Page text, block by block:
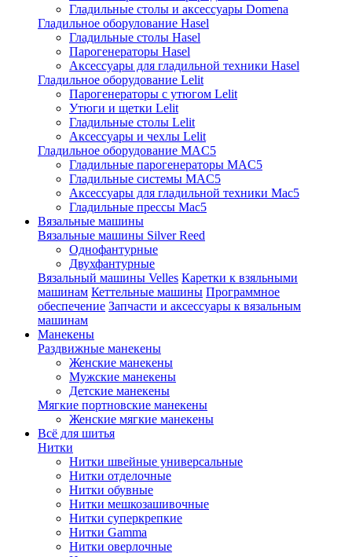
Гладильные столы и аксессуары Domena
Гладильное оборулование Hasel
Гладильные столы Hasel
Парогенераторы Hasel
Аксессуары для гладильной техники Hasel
Гладильное оборудование Lelit
Парогенераторы с утюгом Lelit
Утюги и щетки Lelit
Гладильные столы Lelit
Аксессуары и чехлы Lelit
Гладильное оборудование MAC5
Гладильные парогенераторы MAC5
Гладильные системы MAC5
Аксессуары для гладильной техники Mac5
Гладильные прессы Mac5
Вязальные машины
Вязальные машины Silver Reed
Однофантурные
Двухфантурные
Вязальный машины Velles Каретки к взяльными
машинам Кеттельные машины Программное
обеспечение Запчасти и аксессуары к вязальным
машинам
Манекены
Раздвижные манекены
Женские манекены
Мужские манекены
Детские манекены
Мягкие портновские манекены
Женские мягкие манекены
Всё для шитья
Нитки
Нитки швейные универсальные
Нитки отделочные
Нитки обувные
Нитки мешкозашивочные
Нитки суперкрепкие
Нитки Gamma
Нитки оверлочные